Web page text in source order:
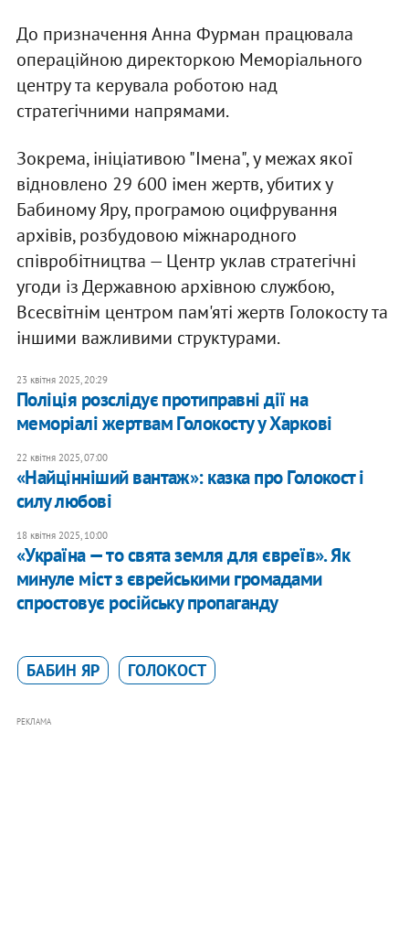
До призначення Анна Фурман працювала
операційною директоркою Меморіального
центру та керувала роботою над
стратегічними напрямами.
Зокрема, ініціативою "Імена", у межах якої
відновлено 29 600 імен жертв, убитих у
Бабиному Яру, програмою оцифрування
архівів, розбудовою міжнародного
співробітництва — Центр уклав стратегічні
угоди із Державною архівною службою,
Всесвітнім центром пам'яті жертв Голокосту та
іншими важливими структурами.
23 квітня 2025, 20:29
Поліція розслідує протиправні дії на
меморіалі жертвам Голокосту у Харкові
22 квітня 2025, 07:00
«Найцінніший вантаж»: казка про Голокост і
силу любові
18 квітня 2025, 10:00
«Україна — то свята земля для євреїв». Як
минуле міст з єврейськими громадами
спростовує російську пропаганду
БАБИН ЯР ГОЛОКОСТ
РЕКЛАМА